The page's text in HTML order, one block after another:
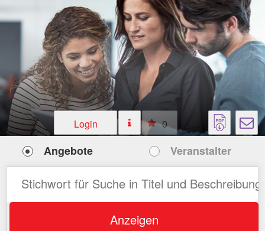
Login 0
Angebote Veranstalter
Anzeigen